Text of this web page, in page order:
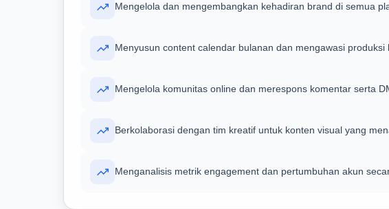
Mengelola dan mengembangkan kehadiran brand di semua
Menyusun content calendar bulanan dan mengawasi produksi
Mengelola komunitas online dan merespons komentar serta
Berkolaborasi dengan tim kreatif untuk konten visual yang
Menganalisis metrik engagement dan pertumbuhan akun